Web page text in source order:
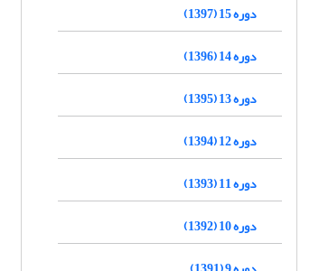
دوره 15 (1397)
دوره 14 (1396)
دوره 13 (1395)
دوره 12 (1394)
دوره 11 (1393)
دوره 10 (1392)